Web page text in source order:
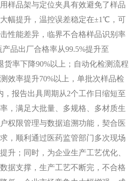
样品架与定位夹具有效避免了样品
幅提升，温控误差稳定在±1℃，可
性能差异，临界不合格样品识别率
品出厂合格率从99.5%提升至
货率下降90%以上；自动化检测流程
效率提升70%以上，单批次样品检
，报告出具周期从2个工作日缩短至
，满足大批量、多规格、多材质生
权限管理与数据追溯功能，契合医
，顺利通过医药监管部门多次现场
升；同时，为企业生产工艺优化、
据支撑，生产工艺不断完，不合格